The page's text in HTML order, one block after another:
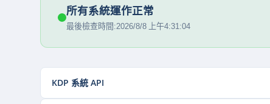
所有系統運作正常
最後檢查時間:2026/8/8 上午4:31:04
KDP 系統 API